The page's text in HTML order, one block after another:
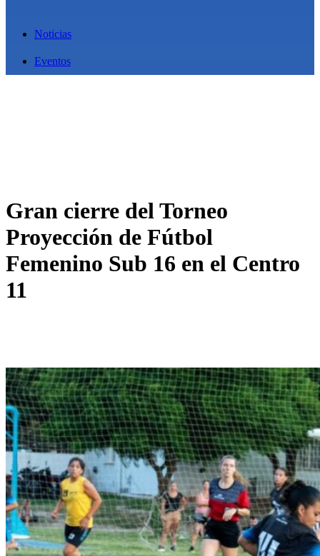
Noticias
Eventos
Gran cierre del Torneo
Proyección de Fútbol
Femenino Sub 16 en el Centro
11